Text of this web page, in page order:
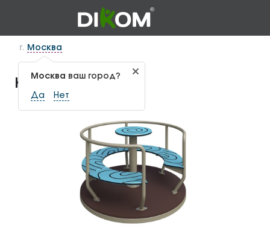
г. Москва
Москва ваш город?
Да Нет
Карусель КАР-1.1